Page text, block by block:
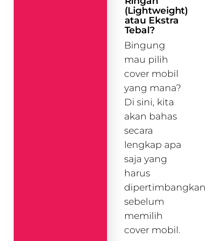
(Lightweight)
atau Ekstra
Tebal?
Bingung
mau pilih
cover mobil
yang mana?
Di sini, kita
akan bahas
secara
lengkap apa
saja yang
harus
dipertimbangkan
sebelum
memilih
cover mobil.